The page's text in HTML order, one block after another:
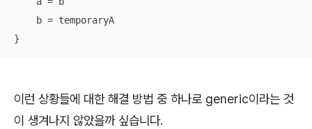
    b
= temporaryA
}
이런 상황들에 대한 해결 방법 중 하나로 generic이라는 것
이 생겨나지 않았을까 싶습니다.